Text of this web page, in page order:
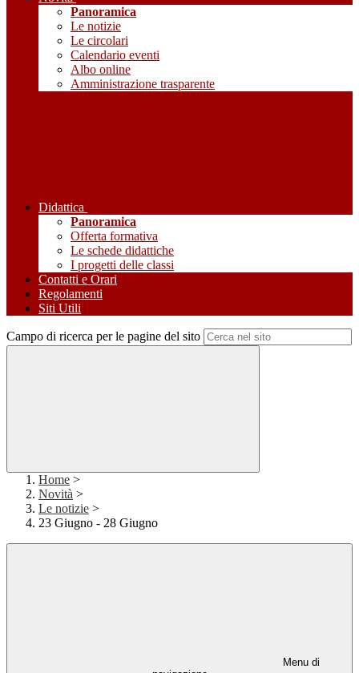
Panoramica
Le notizie
Le circolari
Calendario eventi
Albo online
Amministrazione trasparente
Didattica
Panoramica
Offerta formativa
Le schede didattiche
I progetti delle classi
Contatti e Orari
Regolamenti
Siti Utili
Campo di ricerca per le pagine del sito
Home >
Novità >
Le notizie >
23 Giugno - 28 Giugno
Menu di